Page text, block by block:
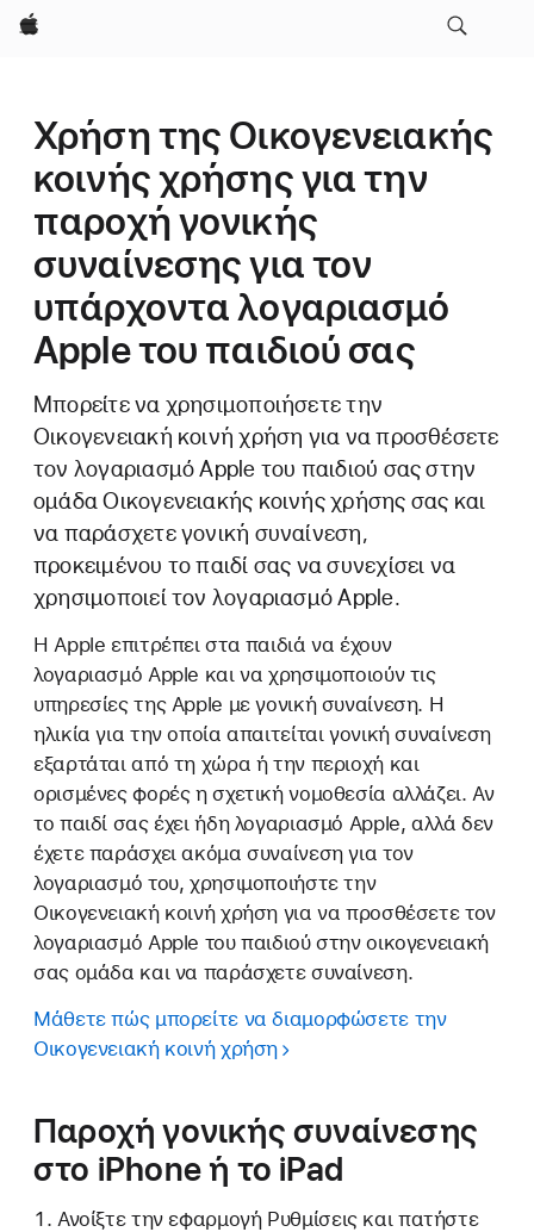
Apple
Χρήση της Οικογενειακής
κοινής χρήσης για την
παροχή γονικής
συναίνεσης για τον
υπάρχοντα λογαριασμό
Apple του παιδιού σας
Μπορείτε να χρησιμοποιήσετε την
Οικογενειακή κοινή χρήση για να προσθέσετε
τον λογαριασμό Apple του παιδιού σας στην
ομάδα Οικογενειακής κοινής χρήσης σας και
να παράσχετε γονική συναίνεση,
προκειμένου το παιδί σας να συνεχίσει να
χρησιμοποιεί τον λογαριασμό Apple.
Η Apple επιτρέπει στα παιδιά να έχουν
λογαριασμό Apple και να χρησιμοποιούν τις
υπηρεσίες της Apple με γονική συναίνεση. Η
ηλικία για την οποία απαιτείται γονική συναίνεση
εξαρτάται από τη χώρα ή την περιοχή και
ορισμένες φορές η σχετική νομοθεσία αλλάζει. Αν
το παιδί σας έχει ήδη λογαριασμό Apple, αλλά δεν
έχετε παράσχει ακόμα συναίνεση για τον
λογαριασμό του, χρησιμοποιήστε την
Οικογενειακή κοινή χρήση για να προσθέσετε τον
λογαριασμό Apple του παιδιού στην οικογενειακή
σας ομάδα και να παράσχετε συναίνεση.
Μάθετε πώς μπορείτε να διαμορφώσετε την
Οικογενειακή κοινή χρήση
Παροχή γονικής συναίνεσης
στο iPhone ή το iPad
Ανοίξτε την εφαρμογή Ρυθμίσεις και πατήστε